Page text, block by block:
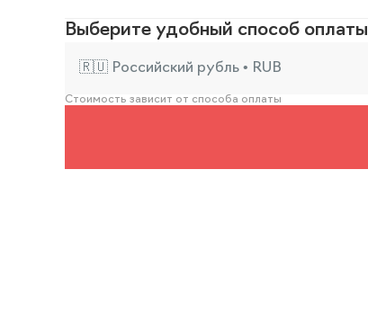
Выберите удобный способ оплаты
🇷🇺 Российский рубль • RUB
Стоимость зависит от способа оплаты